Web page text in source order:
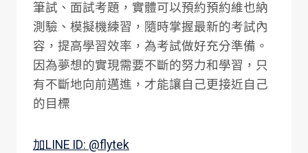
筆試、面試考題，實體可以預約預約維也納
測驗、模擬機練習，隨時掌握最新的考試內
容，提高學習效率，為考試做好充分準備。
因為夢想的實現需要不斷的努力和學習，只
有不斷地向前邁進，才能讓自己更接近自己
的目標
加LINE ID: @flytek